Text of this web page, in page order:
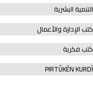
التنمية البشرية
كتب الإدارة والأعمال
كتب فكرية
PIRTÛKÊN KURDÎ